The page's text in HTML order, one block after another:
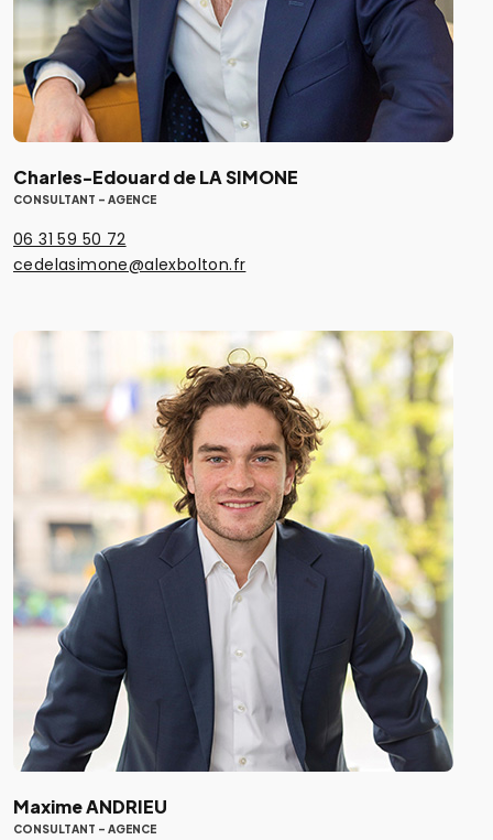
Charles-Edouard de LA SIMONE
CONSULTANT - AGENCE
06 31 59 50 72
cedelasimone@alexbolton.fr
Maxime ANDRIEU
CONSULTANT - AGENCE